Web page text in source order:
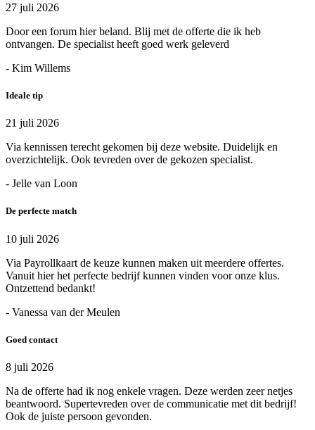
27 juli 2026
Door een forum hier beland. Blij met de offerte die ik heb
ontvangen. De specialist heeft goed werk geleverd
- Kim Willems
Ideale tip
21 juli 2026
Via kennissen terecht gekomen bij deze website. Duidelijk en
overzichtelijk. Ook tevreden over de gekozen specialist.
- Jelle van Loon
De perfecte match
10 juli 2026
Via Payrollkaart de keuze kunnen maken uit meerdere offertes.
Vanuit hier het perfecte bedrijf kunnen vinden voor onze klus.
Ontzettend bedankt!
- Vanessa van der Meulen
Goed contact
8 juli 2026
Na de offerte had ik nog enkele vragen. Deze werden zeer netjes
beantwoord. Supertevreden over de communicatie met dit bedrijf!
Ook de juiste persoon gevonden.